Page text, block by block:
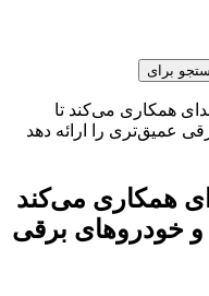
برای
همکاری می‌کند تا
عمیق‌تری را ارائه دهد
همکاری می‌کند
و خودروهای برقی